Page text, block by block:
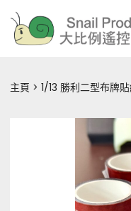
主頁 1/13 勝利二型布牌